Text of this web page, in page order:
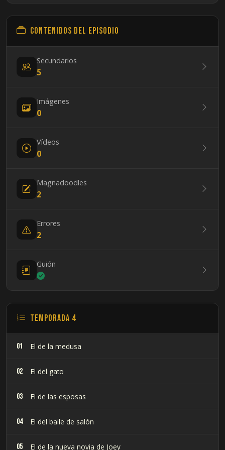
Contenidos del episodio
Secundarios
5
Imágenes
0
Vídeos
0
Magnadoodles
2
Errores
2
Guión
Temporada 4
01 El de la medusa
02 El del gato
03 El de las esposas
04 El del baile de salón
05 El de la nueva novia de Joey